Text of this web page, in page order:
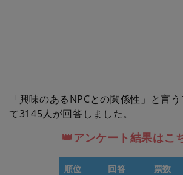
「興味のあるNPCとの関係性」と言
て3145人が回答しました。
👑アンケート結果はこ
順位 回答 票数